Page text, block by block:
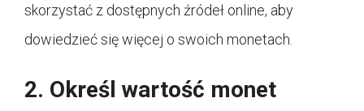
skorzystać z dostępnych źródeł online, aby
dowiedzieć się więcej o swoich monetach.
2. Określ wartość monet